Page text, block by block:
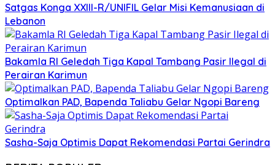
Satgas Konga XXIII-R/UNIFIL Gelar Misi Kemanusiaan di
Lebanon
Bakamla RI Geledah Tiga Kapal Tambang Pasir Ilegal di
Perairan Karimun
Optimalkan PAD, Bapenda Taliabu Gelar Ngopi Bareng
Sasha-Saja Optimis Dapat Rekomendasi Partai Gerindra